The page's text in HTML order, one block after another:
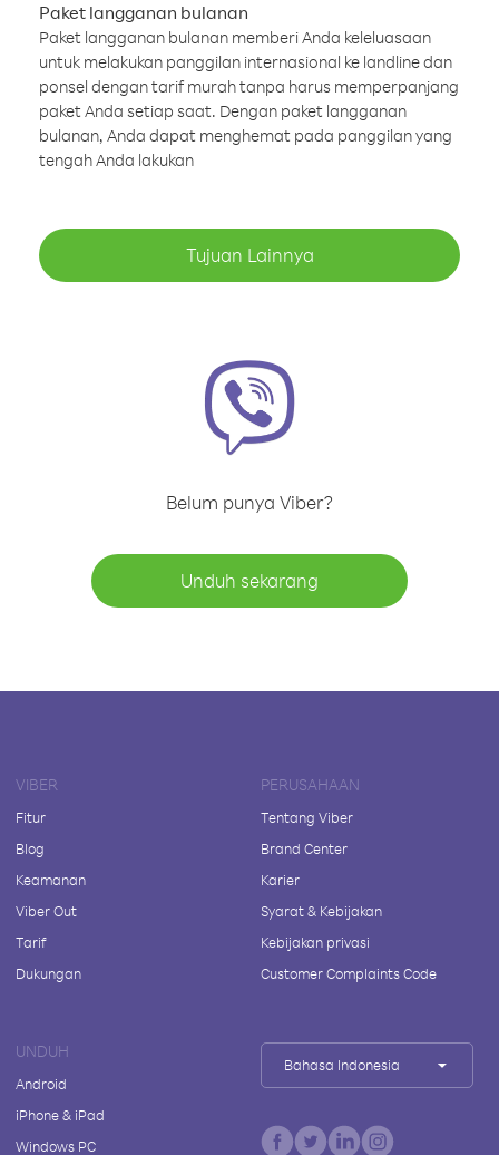
Paket langganan bulanan
Paket langganan bulanan memberi Anda keleluasaan
untuk melakukan panggilan internasional ke landline dan
ponsel dengan tarif murah tanpa harus memperpanjang
paket Anda setiap saat. Dengan paket langganan
bulanan, Anda dapat menghemat pada panggilan yang
tengah Anda lakukan
Tujuan Lainnya
Belum punya Viber?
Unduh sekarang
VIBER
Fitur
Blog
Keamanan
Viber Out
Tarif
Dukungan
PERUSAHAAN
Tentang Viber
Brand Center
Karier
Syarat & Kebijakan
Kebijakan privasi
Customer Complaints Code
UNDUH
Android
iPhone & iPad
Windows PC
Bahasa Indonesia